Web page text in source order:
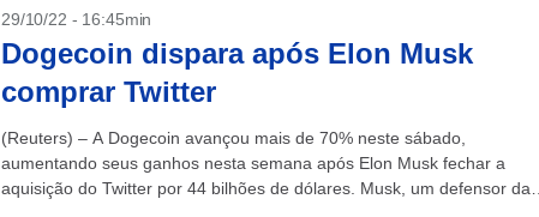
29/10/22 - 16:45min
Dogecoin dispara após Elon Musk
comprar Twitter
(Reuters) – A Dogecoin avançou mais de 70% neste sábado,
aumentando seus ganhos nesta semana após Elon Musk fechar a
aquisição do Twitter por 44 bilhões de dólares. Musk, um defensor das